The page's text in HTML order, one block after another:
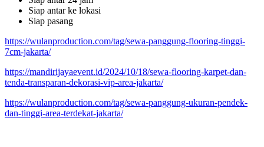
Siap antar ke lokasi
Siap pasang
https://wulanproduction.com/tag/sewa-panggung-flooring-tinggi-
7cm-jakarta/
https://mandirijayaevent.id/2024/10/18/sewa-flooring-karpet-dan-
tenda-transparan-dekorasi-vip-area-jakarta/
https://wulanproduction.com/tag/sewa-panggung-ukuran-pendek-
dan-tinggi-area-terdekat-jakarta/